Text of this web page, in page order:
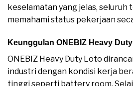
keselamatan yang jelas, seluruh
memahami status pekerjaan
Keunggulan ONEBIZ Heavy
ONEBIZ Heavy Duty Loto
industri dengan kondisi kerja
tinggi seperti battery room.